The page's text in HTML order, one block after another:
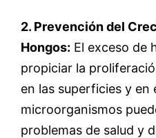
2. Prevención del
Hongos: El exceso de
propiciar la
en las superficies y en
microorganismos
problemas de salud y